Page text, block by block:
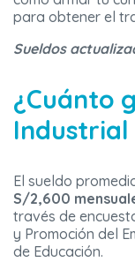
para obtener el
Sueldos
¿Cuánto
Industrial
El sueldo
S/2,600
través de
y Promoción del
de Educación.